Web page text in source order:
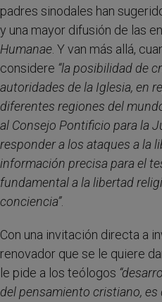
padres sinodales han
y una mayor difusión de las
Humanae . Y van más allá,
considere “la posibilidad de
autoridades de la Iglesia, en
diferentes regiones del
al Consejo Pontificio para la
responder a los ataques a la
información precisa para el
fundamental a la libertad
conciencia”.
Con una invitación directa a
renovador que se le quiere
le pide a los teólogos “
del pensamiento cristiano, es